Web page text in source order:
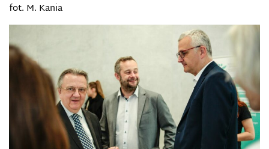
fot. M. Kania